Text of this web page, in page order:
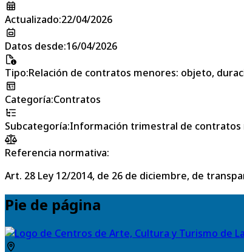
Actualizado:22/04/2026
Datos desde:16/04/2026
Tipo:Relación de contratos menores: objeto,
Categoría:Contratos
Subcategoría:Información trimestral de contratos
Referencia normativa:
Art. 28 Ley 12/2014, de 26 de diciembre, de
Pie de página